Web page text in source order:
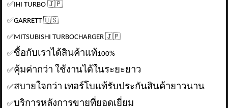
✅ IHI TURBO🇯🇵
✅GARRETT🇺🇸
✅ MITSUBISHI TURBOCHARGER 🇯🇵
✅ซื้อกับเราได้สินค้าแท้100%
✅คุ้มค่ากว่า ใช้งานได้ในระยะยาว
✅สบายใจกว่า เทอร์โบแท้รับประกันสินค้ายาวนาน
✅บริการหลังการขายที่ยอดเยี่ยม